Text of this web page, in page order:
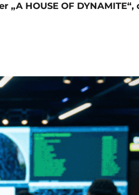
HOUSE OF DYNAMITE“,